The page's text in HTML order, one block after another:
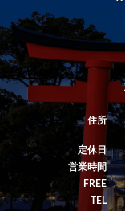
住所
定休日
営業時間
FREE
TEL